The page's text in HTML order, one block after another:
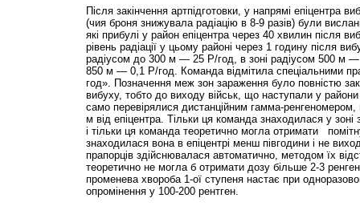
Після закінчення артпідготовки, у напрямі епіцентра
(чия броня знижувала радіацію в 8-9 разів) були
які прибулі у район епіцентра через 40 хвилин після
рівень радіації у цьому районі через 1 годину після
радіусом до 300 м — 25 Р/год, в зоні радіусом 500 м —
850 м — 0,1 Р/год. Команда відмітила спеціальними
год». Позначення меж зон зараження було повністю
вибуху, тобто до виходу військ, що наступали у
само перевірялися дистанційним гамма-ренгеномером,
м від епіцентра. Тільки ця команда знаходилася у
і тільки ця команда теоретично могла отримати
знаходилася вона в епіцентрі менш півгодини і не
прапорців здійснювалася автоматично, методом їх
теоретично не могла б отримати дозу більше 2-3
променева хвороба 1-ої ступеня настає при
опромінення у 100-200 рентген.